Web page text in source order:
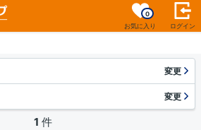
お気に入り
0
ログイン
変更
変更
1 件